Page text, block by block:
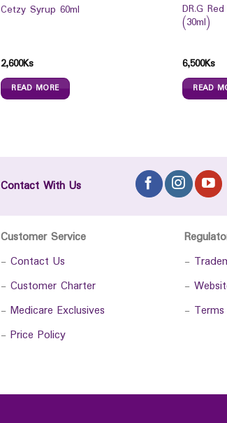
Cetzy Syrup 60ml
2,600Ks
READ MORE
DR.G
(30ml)
6,500Ks
READ
Contact With Us
Customer Service
- Contact Us
- Customer Charter
- Medicare Exclusives
- Price Policy
-
-
-